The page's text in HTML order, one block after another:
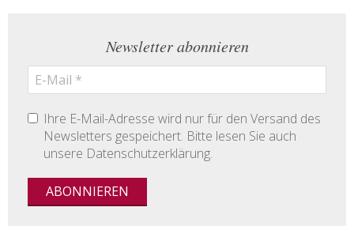
Newsletter abonnieren
Ihre E-Mail-Adresse wird nur für den Versand des
Newsletters gespeichert. Bitte lesen Sie auch
unsere Datenschutzerklärung.